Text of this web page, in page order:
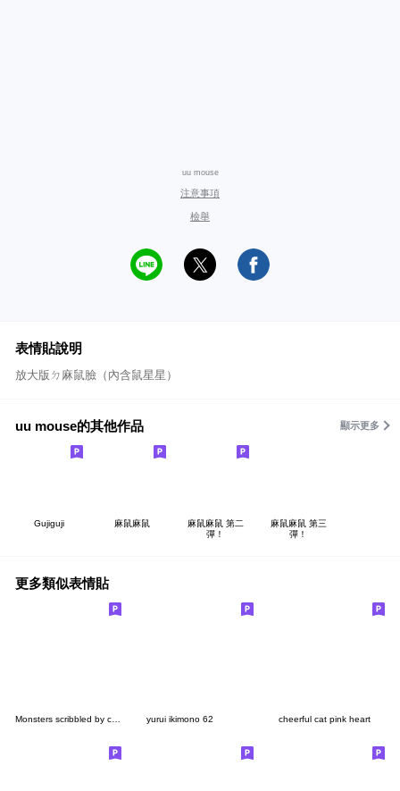
uu mouse
注意事項
檢舉
表情貼說明
放大版ㄉ麻鼠臉（內含鼠星星）
uu mouse的其他作品 顯示更多
Gujiguji 麻鼠麻鼠
麻鼠麻鼠 第二
彈！
麻鼠麻鼠 第三
彈！
更多類似表情貼
yurui ikimono 62 cheerful cat pink heart